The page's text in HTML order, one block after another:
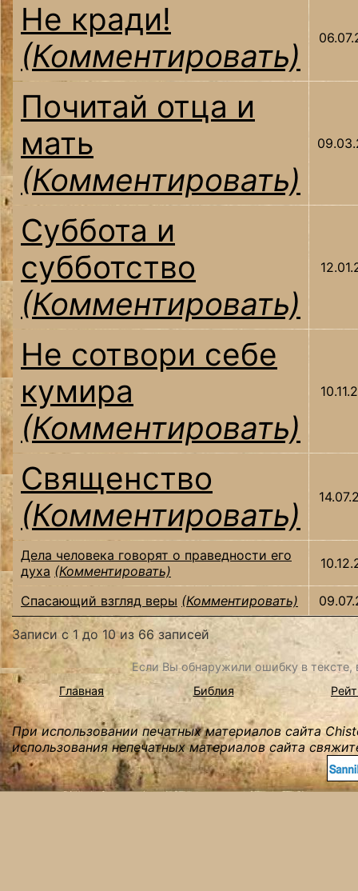
Не кради!
(Комментировать)
Почитай отца и
мать
(Комментировать)
Суббота и
субботство
(Комментировать)
Не сотвори себе
кумира
(Комментировать)
Священство
(Комментировать)
Дела человека говорят о праведности его
духа (Комментировать)
Спасающий взгляд веры (Комментировать)
Записи с 1 до 10 из 66 записей
Если Вы обнаружили ошибку в
Главная
Библия
При использовании печатных материалов сайта
использования непечатных материалов сайта